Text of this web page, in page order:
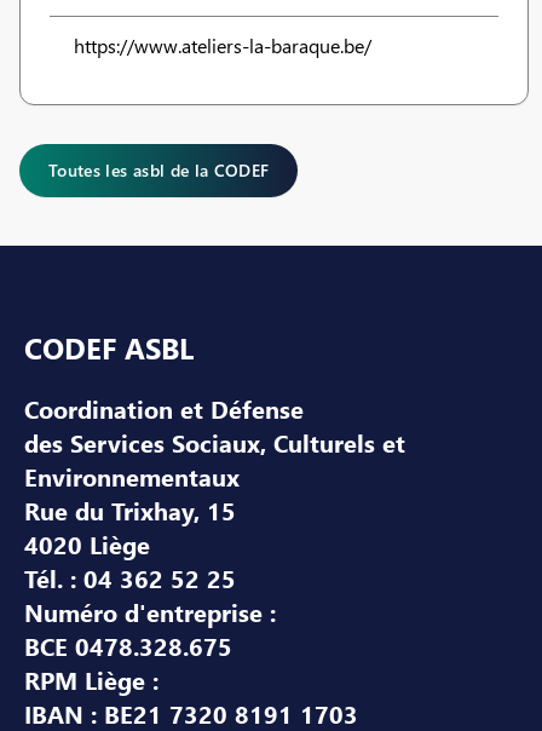
https://www.ateliers-la-baraque.be/
Toutes les asbl de la CODEF
CODEF ASBL
Coordination et Défense
des Services Sociaux, Culturels et
Environnementaux
Rue du Trixhay, 15
4020 Liège
Tél. : 04 362 52 25
Numéro d'entreprise :
BCE 0478.328.675
RPM Liège :
IBAN : BE21 7320 8191 1703